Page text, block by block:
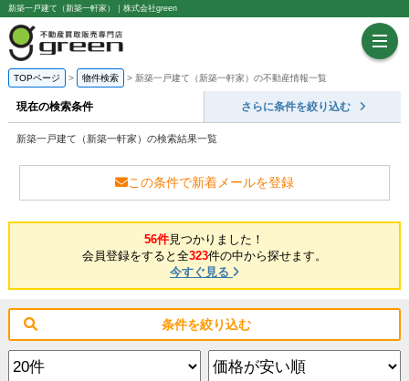
新築一戸建て（新築一軒家）｜株式会社green
TOPページ 物件検索 新築一戸建て（新築一軒家）の不動産情報一覧
現在の検索条件 さらに条件を絞り込む
新築一戸建て（新築一軒家）の検索結果一覧
この条件で新着メールを登録
56件見つかりました！
会員登録をすると全323件の中から探せます。
今すぐ見る
条件を絞り込む